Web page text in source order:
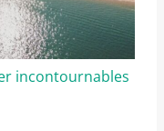
incontournables